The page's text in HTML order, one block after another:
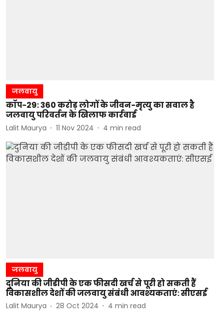
जलवायु
कॉप-29: 360 करोड़ लोगों के जीवन-मृत्यु का सवाल है
जलवायु परिवर्तन के खिलाफ कार्रवाई
Lalit Maurya 11 Nov 2024 4 min read
जलवायु
दुनिया की जीडीपी के एक फीसदी खर्च से पूरी हो सकती हैं
विकासशील देशों की जलवायु संबंधी आवश्यकताएं: सीएसई
Lalit Maurya 28 Oct 2024 4 min read